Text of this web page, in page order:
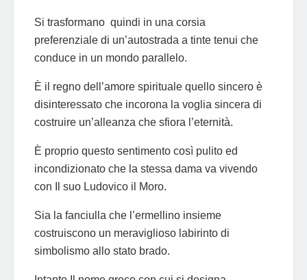
Si trasformano quindi in una corsia
preferenziale di un’autostrada a tinte tenui che
conduce in un mondo parallelo.
È il regno dell’amore spirituale quello sincero è
disinteressato che incorona la voglia sincera di
costruire un’alleanza che sfiora l’eternità.
È proprio questo sentimento così pulito ed
incondizionato che la stessa dama va vivendo
con Il suo Ludovico il Moro.
Sia la fanciulla che l’ermellino insieme
costruiscono un meraviglioso labirinto di
simbolismo allo stato brado.